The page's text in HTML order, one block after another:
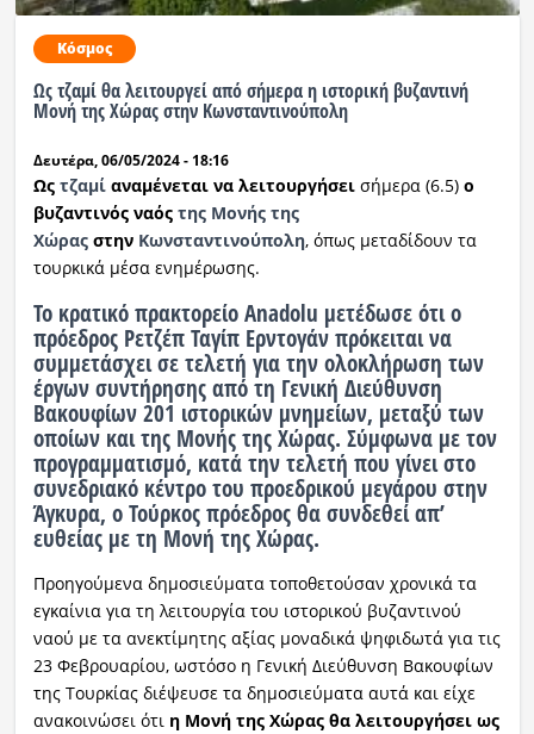
Κόσμος
Ως τζαμί θα λειτουργεί από σήμερα η ιστορική βυζαντινή
Μονή της Χώρας στην Κωνσταντινούπολη
Δευτέρα, 06/05/2024 - 18:16
Ως τζαμίαναμένεται να λειτουργήσεισήμερα (6.5) ο
βυζαντινός ναός της Μονής της
Χώρας στην Κωνσταντινούπολη, όπως μεταδίδουν τα
τουρκικά μέσα ενημέρωσης.
Το κρατικό πρακτορείο Anadolu μετέδωσε ότιο
πρόεδρος Ρετζέπ Ταγίπ Ερντογάν πρόκειται να
συμμετάσχει σε τελετή για την ολοκλήρωση των
έργων συντήρησης από τη Γενική Διεύθυνση
Βακουφίων 201 ιστορικών μνημείων, μεταξύ των
οποίων και της Μονής της Χώρας. Σύμφωνα με τον
προγραμματισμό, κατά την τελετή που γίνει στο
συνεδριακό κέντρο του προεδρικού μεγάρου στην
Άγκυρα, ο Τούρκος πρόεδρος θα συνδεθεί απ’
ευθείας με τη Μονή της Χώρας.
Προηγούμενα δημοσιεύματα τοποθετούσαν χρονικά τα
εγκαίνια για τη λειτουργία του ιστορικού βυζαντινού
ναού με τα ανεκτίμητης αξίας μοναδικά ψηφιδωτά για τις
23 Φεβρουαρίου, ωστόσο η Γενική Διεύθυνση Βακουφίων
της Τουρκίας διέψευσε τα δημοσιεύματα αυτά και είχε
ανακοινώσει ότι η Μονή της Χώρας θα λειτουργήσει ως